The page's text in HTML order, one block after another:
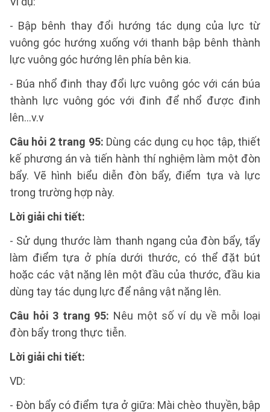
- Bập bênh thay đổi hướng tác dụng của lực từ
vuông góc hướng xuống với thanh bập bênh thành
lực vuông góc hướng lên phía bên kia.
- Búa nhổ đinh thay đổi lực vuông góc với cán búa
thành lực vuông góc với đinh để nhổ được đinh
lên…v.v
Câu hỏi 2 trang 95: Dùng các dụng cụ học tập, thiết
kế phương án và tiến hành thí nghiệm làm một đòn
bẩy. Vẽ hình biểu diễn đòn bẩy, điểm tựa và lực
trong trường hợp này.
Lời giải chi tiết:
- Sử dụng thước làm thanh ngang của đòn bẩy, tẩy
làm điểm tựa ở phía dưới thước, có thể đặt bút
hoặc các vật nặng lên một đầu của thước, đầu kia
dùng tay tác dụng lực để nâng vật nặng lên.
Câu hỏi 3 trang 95: Nêu một số ví dụ về mỗi loại
đòn bẩy trong thực tiễn.
Lời giải chi tiết:
VD:
- Đòn bẩy có điểm tựa ở giữa: Mài chèo thuyền, bập